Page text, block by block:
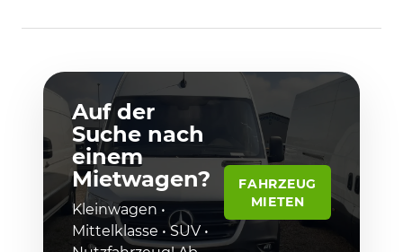
Auf der
Suche nach
einem
Mietwagen?
Kleinwagen •
Mittelklasse • SUV •
FAHRZEUG
MIETEN